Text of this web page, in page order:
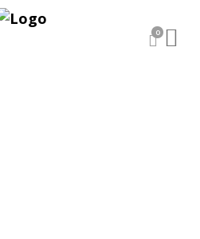
0